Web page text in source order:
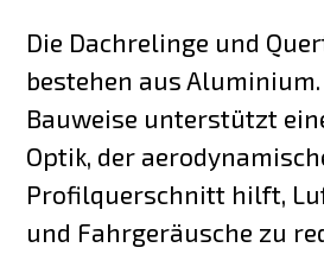
Die Dachrelinge und
bestehen aus
Bauweise unterstützt
Optik, der
Profilquerschnitt hilft,
und Fahrgeräusche zu